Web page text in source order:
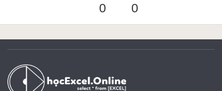
Google Sheet
0 0